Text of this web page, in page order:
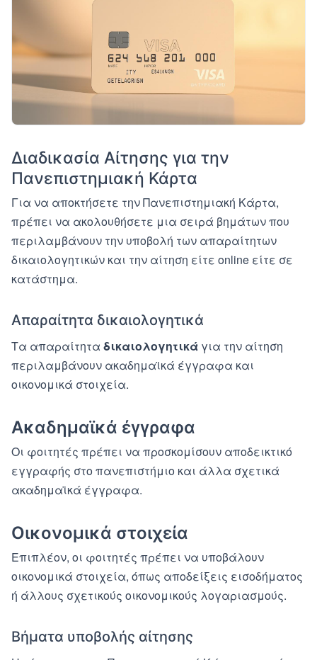
Διαδικασία Αίτησης για την
Πανεπιστημιακή Κάρτα
Για να αποκτήσετε την Πανεπιστημιακή Κάρτα,
πρέπει να ακολουθήσετε μια σειρά βημάτων που
περιλαμβάνουν την υποβολή των απαραίτητων
δικαιολογητικών και την αίτηση είτε online είτε σε
κατάστημα.
Απαραίτητα δικαιολογητικά
Τα απαραίτητα δικαιολογητικά για την αίτηση
περιλαμβάνουν ακαδημαϊκά έγγραφα και
οικονομικά στοιχεία.
Ακαδημαϊκά έγγραφα
Οι φοιτητές πρέπει να προσκομίσουν αποδεικτικό
εγγραφής στο πανεπιστήμιο και άλλα σχετικά
ακαδημαϊκά έγγραφα.
Οικονομικά στοιχεία
Επιπλέον, οι φοιτητές πρέπει να υποβάλουν
οικονομικά στοιχεία, όπως αποδείξεις εισοδήματος
ή άλλους σχετικούς οικονομικούς λογαριασμούς.
Βήματα υποβολής αίτησης